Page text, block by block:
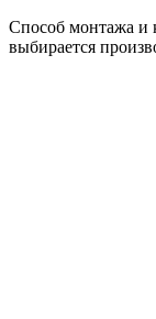
Способ монтажа и
выбирается